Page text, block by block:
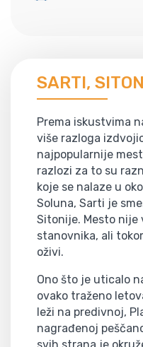
SARTI,
Prema iskustvima
više razloga
najpopularnije
razlozi za to su
koje se nalaze u
Soluna, Sarti je
Sitonije. Mesto nije
stanovnika, ali
oživi.
Ono što je uticalo
ovako traženo
leži na predivnoj,
nagrađenoj